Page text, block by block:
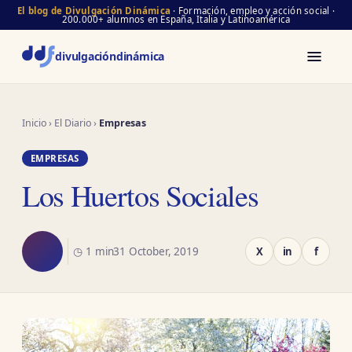
El blog de Divulgación Dinámica · Formación, empleo y acción social ·
200.000+ alumnos en España, Italia y Latinoamérica
divulgacióndinámica
Inicio› El Diario› Empresas
EMPRESAS
Los Huertos Sociales
◷ 1 min31 October, 2019 X in f